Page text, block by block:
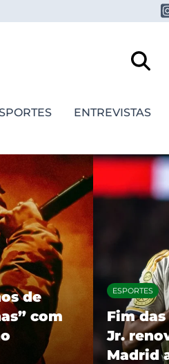
ENTREVISTAS
Vini
FESTIVAIS E
Daniel
show
parte
‘Son of